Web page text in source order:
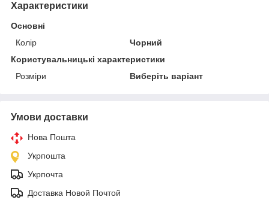
Характеристики
Основні
Колір
Чорний
Користувальницькі характеристики
Розміри
Виберіть варіант
Умови доставки
Нова Пошта
Укрпошта
Укрпочта
Доставка Новой Почтой